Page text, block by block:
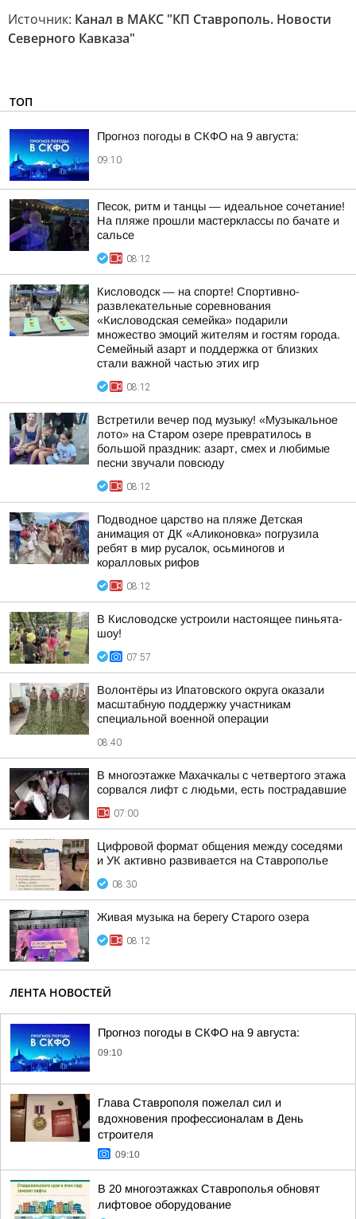
Источник: Канал в МАКС "КП Ставрополь. Новости
Северного Кавказа"
ТОП
Прогноз погоды в СКФО на 9 августа:
09:10
Песок, ритм и танцы — идеальное сочетание!
На пляже прошли мастерклассы по бачате и
сальсе
08:12
Кисловодск — на спорте! Спортивно-
развлекательные соревнования
«Кисловодская семейка» подарили
множество эмоций жителям и гостям города.
Семейный азарт и поддержка от близких
стали важной частью этих игр
08:12
Встретили вечер под музыку! «Музыкальное
лото» на Старом озере превратилось в
большой праздник: азарт, смех и любимые
песни звучали повсюду
08:12
Подводное царство на пляже Детская
анимация от ДК «Аликоновка» погрузила
ребят в мир русалок, осьминогов и
коралловых рифов
08:12
В Кисловодске устроили настоящее пиньята-
шоу!
07:57
Волонтёры из Ипатовского округа оказали
масштабную поддержку участникам
специальной военной операции
08:40
В многоэтажке Махачкалы с четвертого этажа
сорвался лифт с людьми, есть пострадавшие
07:00
Цифровой формат общения между соседями
и УК активно развивается на Ставрополье
08:30
Живая музыка на берегу Старого озера
08:12
ЛЕНТА НОВОСТЕЙ
Прогноз погоды в СКФО на 9 августа:
09:10
Глава Ставрополя пожелал сил и
вдохновения профессионалам в День
строителя
09:10
В 20 многоэтажках Ставрополья обновят
лифтовое оборудование